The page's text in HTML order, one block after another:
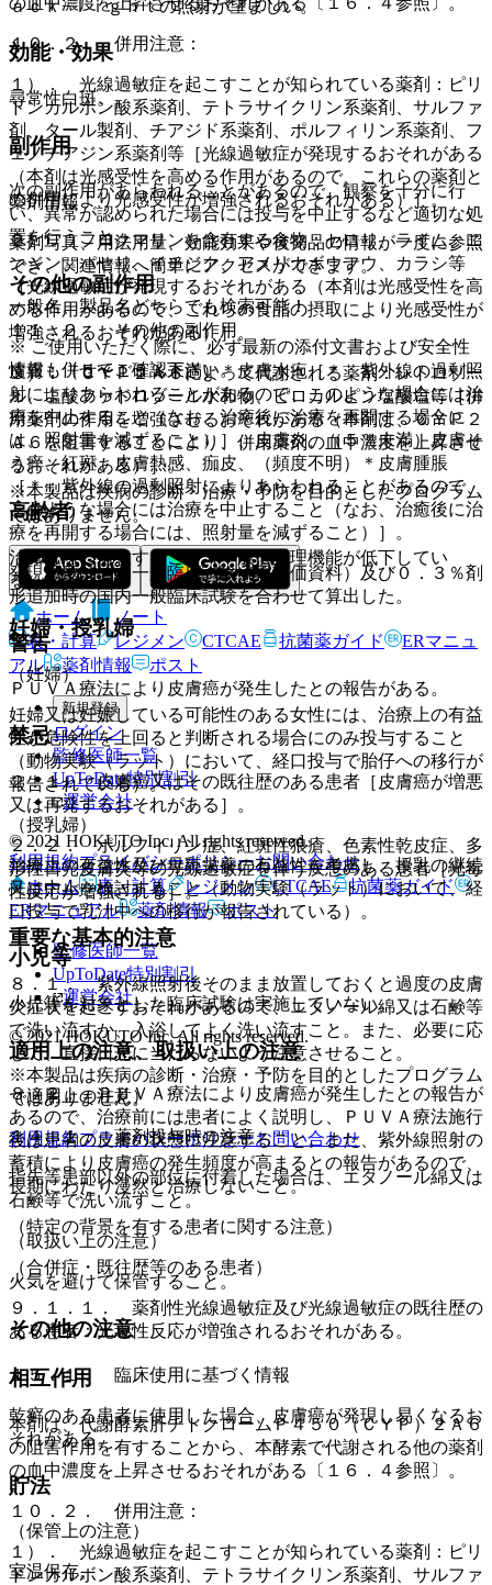
１０．２． 併用注意：
１）． 光線過敏症を起こすことが知られている薬剤：ピリ
ドンカルボン酸系薬剤、テトラサイクリン系薬剤、サルファ
剤、タール製剤、チアジド系薬剤、ポルフィリン系薬剤、フ
ェノチアジン系薬剤等［光線過敏症が発現するおそれがある
（本剤は光感受性を高める作用があるので、これらの薬剤と
の併用により光感受性が増強されるおそれがある）］。
２）． フロクマリンを含有する食物：セロリ、ライム、ニ
ンジン、パセリ、イチジク、アメリカボウフウ、カラシ等
［光線過敏症が発現するおそれがある（本剤は光感受性を高
める作用があるので、これらの食品の摂取により光感受性が
増強されるおそれがある）］。
３）． ＣＹＰ２Ａ６によって代謝される薬剤：レトロゾー
ル、塩酸ファドロゾール水和物、ピロカルピン塩酸塩等［併
用薬剤の作用を増強させるおそれがある（本剤は、ＣＹＰ２
Ａ６を阻害することにより、併用薬剤の血中濃度を上昇させ
るおそれがある）］。
高齢者
治療方法に留意すること（一般に生理機能が低下してい
る）。
妊婦・授乳婦
（妊婦）
妊婦又は妊娠している可能性のある女性には、治療上の有益
性が危険性を上回ると判断される場合にのみ投与すること
（動物実験（ラット）において、経口投与で胎仔への移行が
報告されている）。
（授乳婦）
治療上の有益性及び母乳栄養の有益性を考慮し、授乳の継続
又は中止を検討すること（動物実験（ラット）において、経
口投与で乳汁中への移行が報告されている）。
小児等
小児等を対象とした臨床試験は実施していない。
適用上の注意、取扱い上の注意
（適用上の注意）
１４．１． 薬剤投与時の注意
指先等患部以外の部位に付着した場合は、エタノール綿又は
石鹸等で洗い流すこと。
（取扱い上の注意）
火気を避けて保管すること。
その他の注意
１５．１． 臨床使用に基づく情報
乾癬のある患者に使用した場合、皮膚癌が発現し易くなるお
それがある。
貯法
（保管上の注意）
室温保存。
ａｃｋ−ｌｉｇｈｔの照射が望ましい。
効能・効果
尋常性白斑。
副作用
次の副作用があらわれることがあるので、観察を十分に行
い、異常が認められた場合には投与を中止するなど適切な処
置を行うこと。
その他の副作用
１１．２． その他の副作用
皮膚：（５〜１５％未満）＊皮膚水疱［＊：紫外線の過剰照
射によりあらわれることがあるので、このような場合には治
療を中止すること（なお、治癒後に治療を再開する場合に
は、照射量を減ずること）］、皮膚炎、（５％未満）皮膚そ
う痒、紅斑、皮膚熱感、痂皮、（頻度不明）＊皮膚腫脹
［＊：紫外線の過剰照射によりあらわれることがあるので、
このような場合には治療を中止すること（なお、治癒後に治
療を再開する場合には、照射量を減ずること）］。
発現頻度は国内一般臨床試験（再評価資料）及び０．３％剤
形追加時の国内一般臨床試験を合わせて算出した。
警告
ＰＵＶＡ療法により皮膚癌が発生したとの報告がある。
禁忌
２．１． 皮膚癌又はその既往歴のある患者［皮膚癌が増悪
又は再発するおそれがある］。
２．２． ポルフィリン症、紅斑性狼瘡、色素性乾皮症、多
形性日光皮膚炎等の光線過敏症を伴う疾患のある患者［光毒
性反応が増強される］。
重要な基本的注意
８．１． 紫外線照射後そのまま放置しておくと過度の皮膚
炎症状を起こすおそれがあるので、エタノール綿又は石鹸等
で洗い流すか、入浴してよく洗い流すこと。また、必要に応
じて、直接日光に当たらないよう注意させること。
８．２． ＰＵＶＡ療法により皮膚癌が発生したとの報告が
あるので、治療前には患者によく説明し、ＰＵＶＡ療法施行
後は患者の皮膚の状態に注意すること。また、紫外線照射の
蓄積により皮膚癌の発生頻度が高まるとの報告があるので、
長期にわたり漫然と治療しないこと。
（特定の背景を有する患者に関する注意）
（合併症・既往歴等のある患者）
９．１．１． 薬剤性光線過敏症及び光線過敏症の既往歴の
ある患者：光毒性反応が増強されるおそれがある。
相互作用
本剤は、代謝酵素肝チトクロームＰ４５０（ＣＹＰ）２Ａ６
の阻害作用を有することから、本酵素で代謝される他の薬剤
の血中濃度を上昇させるおそれがある〔１６．４参照〕。
１０．２． 併用注意：
１）． 光線過敏症を起こすことが知られている薬剤：ピリ
ドンカルボン酸系薬剤、テトラサイクリン系薬剤、サルファ
薬剤情報
薬剤写真、用法用量、効能効果や後発品の情報が一度に参照
でき、関連情報へ簡単にアクセスができます。
一般名、製品名どちらでも検索可能！
※ ご使用いただく際に、必ず最新の添付文書および安全性
情報も併せてご確認下さい。
※本製品は疾病の診断・治療・予防を目的としたプログラム
ではありません。
ホーム
ノート
表・計算
レジメン CTCAE 抗菌薬ガイド
ERマニュ
アル
薬剤情報 ポスト
新規登録
ログイン
監修医師一覧
UpToDate特別割引
運営会社
© 2021 HOKUTO Inc. All rights reserved.
利用規約プライバシーポリシーお問い合わせ
ホーム
表・計算 レジメン CTCAE
抗菌薬ガイド
ERマニュアル
薬剤情報 ポスト
監修医師一覧
UpToDate特別割引
運営会社
© 2021 HOKUTO Inc. All rights reserved.
※本製品は疾病の診断・治療・予防を目的としたプログラム
ではありません。
利用規約プライバシーポリシーお問い合わせ